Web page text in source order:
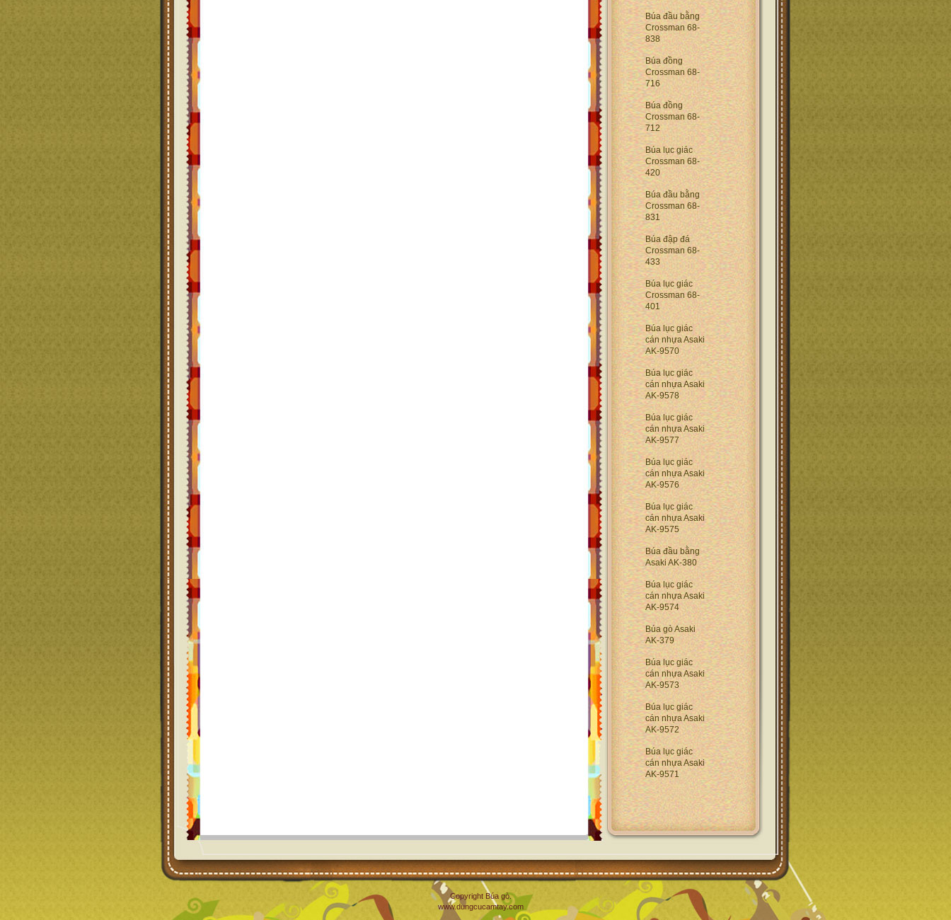
Búa đầu bằng
Crossman 68-
838
Búa đồng
Crossman 68-
716
Búa đồng
Crossman 68-
712
Búa lục giác
Crossman 68-
420
Búa đầu bằng
Crossman 68-
831
Búa đập đá
Crossman 68-
433
Búa lục giác
Crossman 68-
401
Búa lục giác
cán nhựa Asaki
AK-9570
Búa lục giác
cán nhựa Asaki
AK-9578
Búa lục giác
cán nhựa Asaki
AK-9577
Búa lục giác
cán nhựa Asaki
AK-9576
Búa lục giác
cán nhựa Asaki
AK-9575
Búa đầu bằng
Asaki AK-380
Búa lục giác
cán nhựa Asaki
AK-9574
Búa gò Asaki
AK-379
Búa lục giác
cán nhựa Asaki
AK-9573
Búa lục giác
cán nhựa Asaki
AK-9572
Búa lục giác
cán nhựa Asaki
AK-9571
Copyright Búa gò.
www.dungcucamtay.com